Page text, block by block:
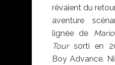
rêvaient du
aventure
lignée de
Toursorti en
Boy Advance.